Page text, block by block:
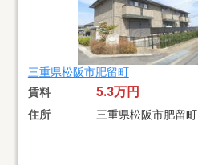
三重県松阪市肥留町
賃料 5.3万円
住所 三重県松阪市肥留町